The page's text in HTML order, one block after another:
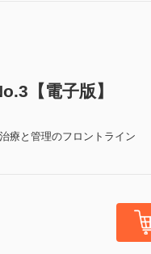
【電子版】
と管理のフロントライン